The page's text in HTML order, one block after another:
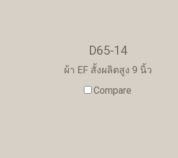
D65-14
ผ้า EF สั้งผลิตสูง 9 นิ้ว
Compare